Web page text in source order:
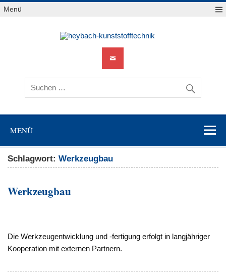
Zum
Inhalt
Menü
MENÜ
Schlagwort:Werkzeugbau
Werkzeugbau
Die Werkzeugentwicklung und -fertigung erfolgt in langjähriger
Kooperation mit externen Partnern.